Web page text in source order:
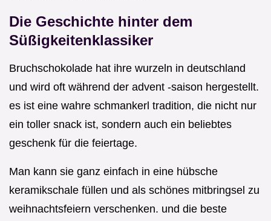
Die Geschichte hinter dem
Süßigkeitenklassiker
Bruchschokolade hat ihre wurzeln in deutschland
und wird oft während der advent -saison hergestellt.
es ist eine wahre schmankerl tradition, die nicht nur
ein toller snack ist, sondern auch ein beliebtes
geschenk für die feiertage.
Man kann sie ganz einfach in eine hübsche
keramikschale füllen und als schönes mitbringsel zu
weihnachtsfeiern verschenken. und die beste